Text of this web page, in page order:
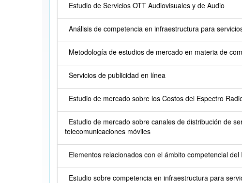
Estudio de Servicios OTT Audiovisuales y de Audio
Análisis de competencia en infraestructura para
Metodología de estudios de mercado en materia de
Servicios de publicidad en línea
Estudio de mercado sobre los Costos del Espectro
Estudio de mercado sobre canales de distribución de
telecomunicaciones móviles
Elementos relacionados con el ámbito competencial
Estudio sobre competencia en infraestructura para